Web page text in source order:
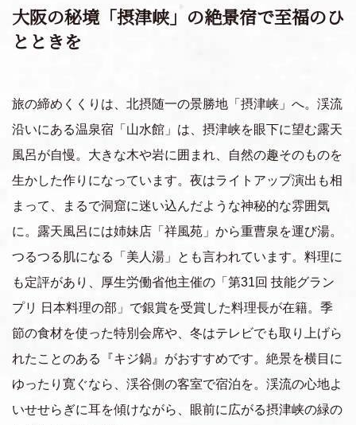
大阪の秘境「摂津峡」の絶景宿で至福のひ
とときを
旅の締めくくりは、北摂随一の景勝地「摂津峡」へ。渓流
沿いにある温泉宿「山水館」は、摂津峡を眼下に望む露天
風呂が自慢。大きな木や岩に囲まれ、自然の趣そのものを
生かした作りになっています。夜はライトアップ演出も相
まって、まるで洞窟に迷い込んだような神秘的な雰囲気
に。露天風呂には姉妹店「祥風苑」から重曹泉を運び湯。
つるつる肌になる「美人湯」とも言われています。料理に
も定評があり、厚生労働省他主催の「第31回 技能グラン
プリ 日本料理の部」で銀賞を受賞した料理長が在籍。季
節の食材を使った特別会席や、冬はテレビでも取り上げら
れたことのある『キジ鍋』がおすすめです。絶景を横目に
ゆったり寛ぐなら、渓谷側の客室で宿泊を。渓流の心地よ
いせせらぎに耳を傾けながら、眼前に広がる摂津峡の緑の